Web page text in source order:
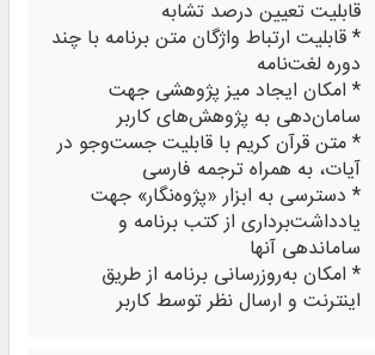
قابلیت تعیین درصد تشابه
* قابلیت ارتباط واژگان متن برنامه با چند
دوره لغت‌نامه
* امکان ایجاد میز پژوهشی جهت
سامان‌دهی به پژوهش‌های کاربر
* متن قرآن کریم با قابلیت جست‌وجو در
آیات، به همراه ترجمه فارسی
* دسترسی به ابزار «پژوه‌نگار» جهت
یادداشت‌برداری از کتب برنامه و
ساماندهی آنها
* امکان به‌روزرسانی برنامه از طریق
اینترنت و ارسال نظر توسط کاربر